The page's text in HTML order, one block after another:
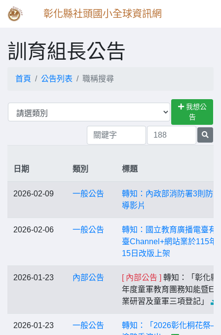
彰化縣社頭國小全球資訊網
訓育組長公告
首頁 公告列表 職稱搜尋
我想公
告
日期 類別 標題
2026-02-09 一般公告
轉知：內政部消防署3則防
導影片
2026-02-06 一般公告
轉知：國立教育廣播電臺有
臺Channel+網站業於115年
15日改版上架
2026-01-23 內部公告 [ 內部公告 ] 轉知：「彰化縣
年度童軍教育團務知能暨E
業研習及童軍三項登記」
2026-01-23 一般公告
轉知：「2026彰化桐花祭─